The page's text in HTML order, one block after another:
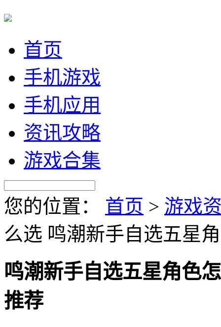
首页
手机游戏
手机应用
资讯攻略
游戏合集
您的位置： 首页 > 游戏
么选 鸣潮新手自选五星
鸣潮新手自选五星角色
推荐